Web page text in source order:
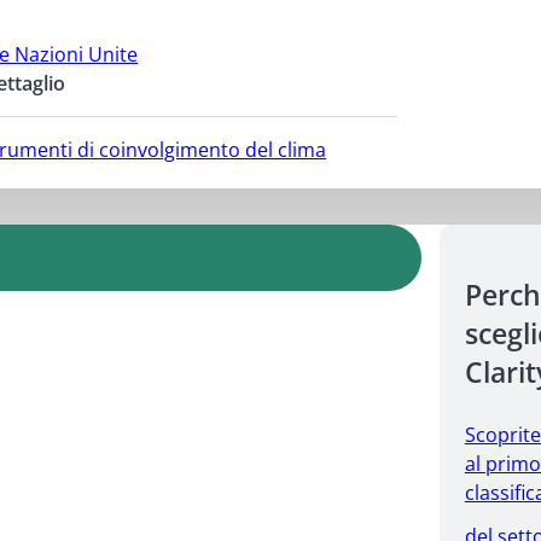
Nazioni Unite
di coinvolgimento del clima
al